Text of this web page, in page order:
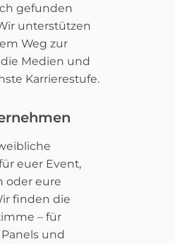
gefunden
unterstützen
Weg zur
Medien und
Karrierestufe.
euer Event,
oder eure
finden die
– für
und